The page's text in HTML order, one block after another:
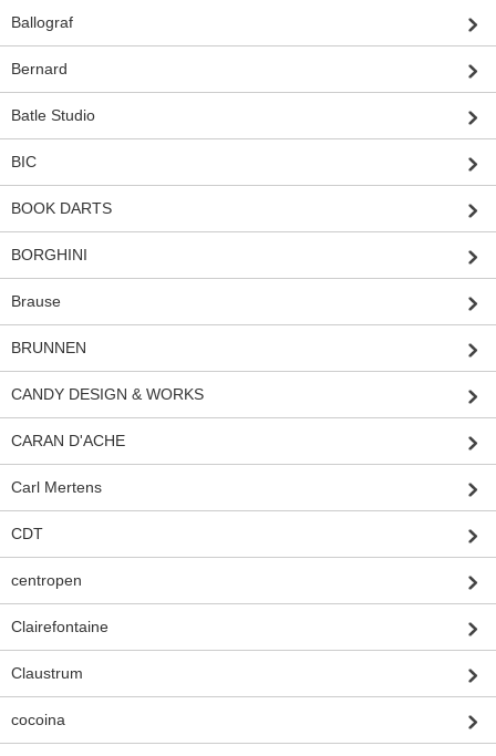
Ballograf
Bernard
Batle Studio
BIC
BOOK DARTS
BORGHINI
Brause
BRUNNEN
CANDY DESIGN & WORKS
CARAN D'ACHE
Carl Mertens
CDT
centropen
Clairefontaine
Claustrum
cocoina